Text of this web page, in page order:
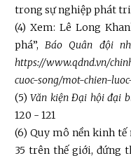
trong sự nghiệp phát
(4) Xem: Lê Long
phá”,Báo Quân đội
https://www.qdnd.vn/
cuoc-song/mot-chien-
(5)Văn kiện Đại hội đại
120 - 121
(6) Quy mô nền kinh tế
35 trên thế giới, đứng